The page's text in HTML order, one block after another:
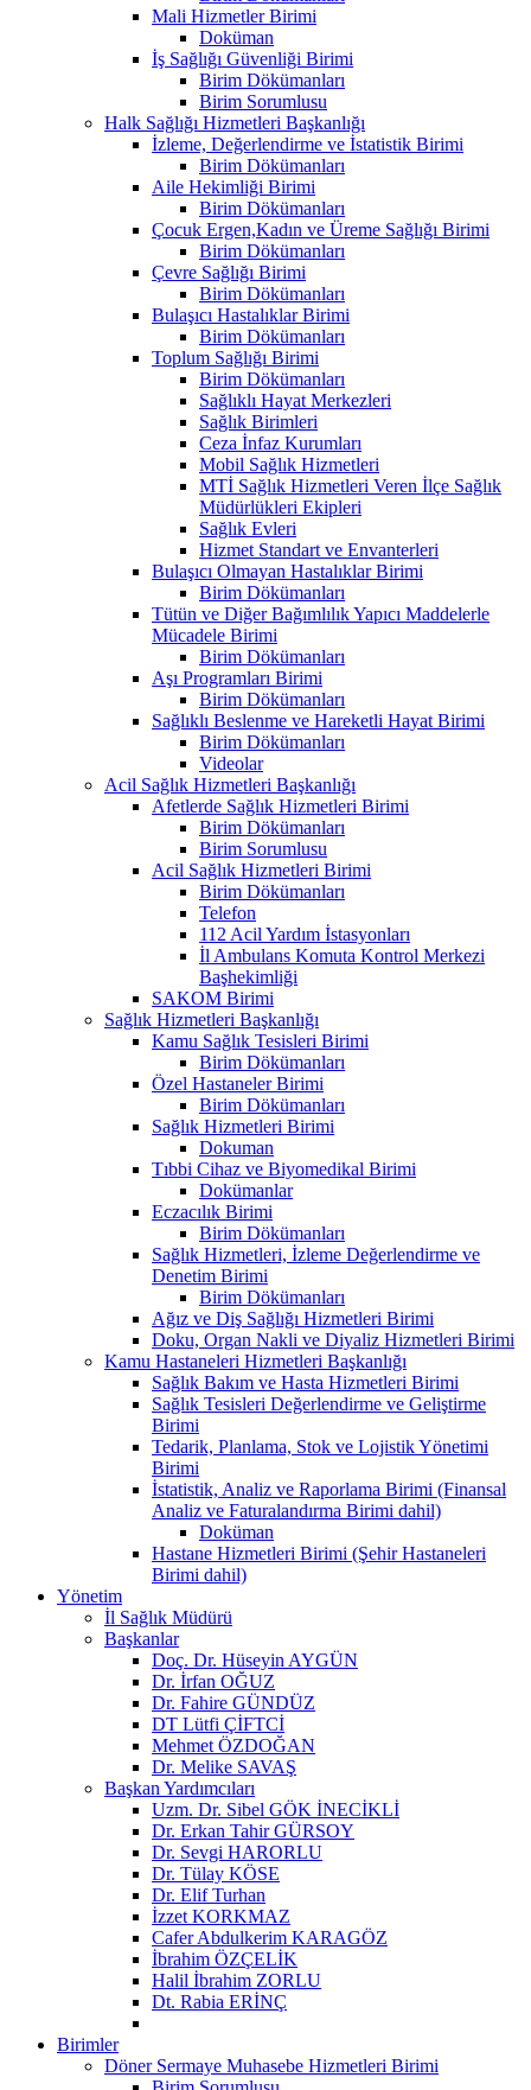
Mali Hizmetler Birimi
Doküman
İş Sağlığı Güvenliği Birimi
Birim Dökümanları
Birim Sorumlusu
Halk Sağlığı Hizmetleri Başkanlığı
İzleme, Değerlendirme ve İstatistik Birimi
Birim Dökümanları
Aile Hekimliği Birimi
Birim Dökümanları
Çocuk Ergen,Kadın ve Üreme Sağlığı Birimi
Birim Dökümanları
Çevre Sağlığı Birimi
Birim Dökümanları
Bulaşıcı Hastalıklar Birimi
Birim Dökümanları
Toplum Sağlığı Birimi
Birim Dökümanları
Sağlıklı Hayat Merkezleri
Sağlık Birimleri
Ceza İnfaz Kurumları
Mobil Sağlık Hizmetleri
MTİ Sağlık Hizmetleri Veren İlçe Sağlık
Müdürlükleri Ekipleri
Sağlık Evleri
Hizmet Standart ve Envanterleri
Bulaşıcı Olmayan Hastalıklar Birimi
Birim Dökümanları
Tütün ve Diğer Bağımlılık Yapıcı Maddelerle
Mücadele Birimi
Birim Dökümanları
Aşı Programları Birimi
Birim Dökümanları
Sağlıklı Beslenme ve Hareketli Hayat Birimi
Birim Dökümanları
Videolar
Acil Sağlık Hizmetleri Başkanlığı
Afetlerde Sağlık Hizmetleri Birimi
Birim Dökümanları
Birim Sorumlusu
Acil Sağlık Hizmetleri Birimi
Birim Dökümanları
Telefon
112 Acil Yardım İstasyonları
İl Ambulans Komuta Kontrol Merkezi
Başhekimliği
SAKOM Birimi
Sağlık Hizmetleri Başkanlığı
Kamu Sağlık Tesisleri Birimi
Birim Dökümanları
Özel Hastaneler Birimi
Birim Dökümanları
Sağlık Hizmetleri Birimi
Dokuman
Tıbbi Cihaz ve Biyomedikal Birimi
Dokümanlar
Eczacılık Birimi
Birim Dökümanları
Sağlık Hizmetleri, İzleme Değerlendirme ve
Denetim Birimi
Birim Dökümanları
Ağız ve Diş Sağlığı Hizmetleri Birimi
Doku, Organ Nakli ve Diyaliz Hizmetleri Birimi
Kamu Hastaneleri Hizmetleri Başkanlığı
Sağlık Bakım ve Hasta Hizmetleri Birimi
Sağlık Tesisleri Değerlendirme ve Geliştirme
Birimi
Tedarik, Planlama, Stok ve Lojistik Yönetimi
Birimi
İstatistik, Analiz ve Raporlama Birimi (Finansal
Analiz ve Faturalandırma Birimi dahil)
Doküman
Hastane Hizmetleri Birimi (Şehir Hastaneleri
Birimi dahil)
Yönetim
İl Sağlık Müdürü
Başkanlar
Doç. Dr. Hüseyin AYGÜN
Dr. İrfan OĞUZ
Dr. Fahire GÜNDÜZ
DT Lütfi ÇİFTCİ
Mehmet ÖZDOĞAN
Dr. Melike SAVAŞ
Başkan Yardımcıları
Uzm. Dr. Sibel GÖK İNECİKLİ
Dr. Erkan Tahir GÜRSOY
Dr. Sevgi HARORLU
Dr. Tülay KÖSE
Dr. Elif Turhan
İzzet KORKMAZ
Cafer Abdulkerim KARAGÖZ
İbrahim ÖZÇELİK
Halil İbrahim ZORLU
Dt. Rabia ERİNÇ
Birimler
Döner Sermaye Muhasebe Hizmetleri Birimi